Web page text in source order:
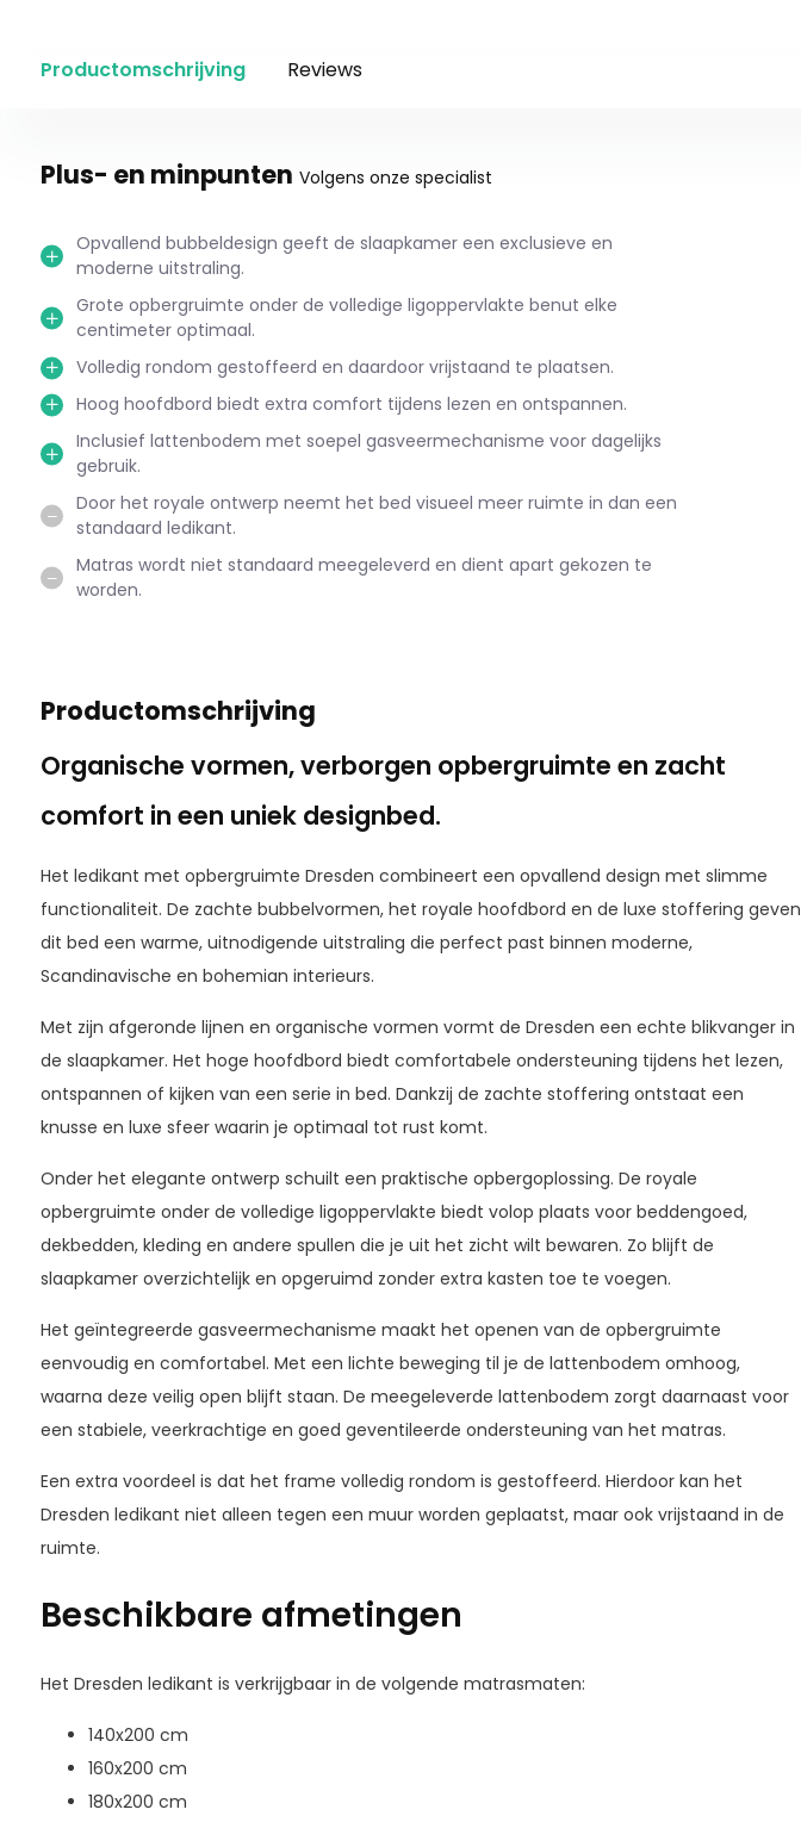
Productomschrijving Reviews
Plus- en minpunten Volgens onze specialist
Opvallend bubbeldesign geeft de slaapkamer een exclusieve en
moderne uitstraling.
Grote opbergruimte onder de volledige ligoppervlakte benut elke
centimeter optimaal.
Volledig rondom gestoffeerd en daardoor vrijstaand te plaatsen.
Hoog hoofdbord biedt extra comfort tijdens lezen en ontspannen.
Inclusief lattenbodem met soepel gasveermechanisme voor dagelijks
gebruik.
Door het royale ontwerp neemt het bed visueel meer ruimte in dan een
standaard ledikant.
Matras wordt niet standaard meegeleverd en dient apart gekozen te
worden.
Productomschrijving
Organische vormen, verborgen opbergruimte en zacht
comfort in een uniek designbed.
Het ledikant met opbergruimte Dresden combineert een opvallend design met slimme
functionaliteit. De zachte bubbelvormen, het royale hoofdbord en de luxe stoffering geven
dit bed een warme, uitnodigende uitstraling die perfect past binnen moderne,
Scandinavische en bohemian interieurs.
Met zijn afgeronde lijnen en organische vormen vormt de Dresden een echte blikvanger in
de slaapkamer. Het hoge hoofdbord biedt comfortabele ondersteuning tijdens het lezen,
ontspannen of kijken van een serie in bed. Dankzij de zachte stoffering ontstaat een
knusse en luxe sfeer waarin je optimaal tot rust komt.
Onder het elegante ontwerp schuilt een praktische opbergoplossing. De royale
opbergruimte onder de volledige ligoppervlakte biedt volop plaats voor beddengoed,
dekbedden, kleding en andere spullen die je uit het zicht wilt bewaren. Zo blijft de
slaapkamer overzichtelijk en opgeruimd zonder extra kasten toe te voegen.
Het geïntegreerde gasveermechanisme maakt het openen van de opbergruimte
eenvoudig en comfortabel. Met een lichte beweging til je de lattenbodem omhoog,
waarna deze veilig open blijft staan. De meegeleverde lattenbodem zorgt daarnaast voor
een stabiele, veerkrachtige en goed geventileerde ondersteuning van het matras.
Een extra voordeel is dat het frame volledig rondom is gestoffeerd. Hierdoor kan het
Dresden ledikant niet alleen tegen een muur worden geplaatst, maar ook vrijstaand in de
ruimte.
Beschikbare afmetingen
Het Dresden ledikant is verkrijgbaar in de volgende matrasmaten:
140x200 cm
160x200 cm
180x200 cm